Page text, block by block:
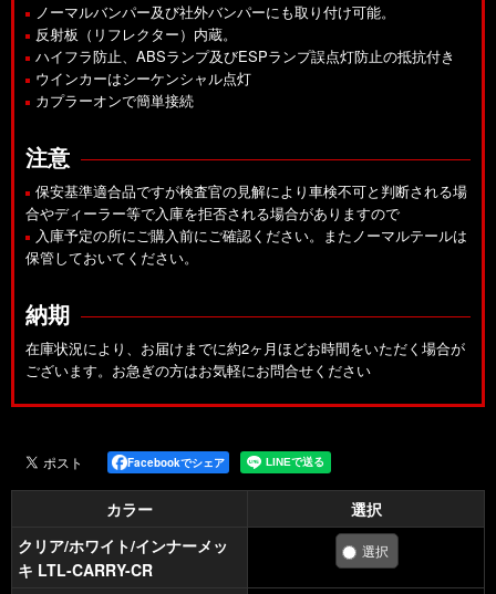
ノーマルバンパー及び社外バンパーにも取り付け可能。
反射板（リフレクター）内蔵。
ハイフラ防止、ABSランプ及びESPランプ誤点灯防止の抵抗付き
ウインカーはシーケンシャル点灯
カプラーオンで簡単接続
注意
保安基準適合品ですが検査官の見解により車検不可と判断される場
合やディーラー等で入庫を拒否される場合がありますので
入庫予定の所にご購入前にご確認ください。またノーマルテールは
保管しておいてください。
納期
在庫状況により、お届けまでに約2ヶ月ほどお時間をいただく場合が
ございます。お急ぎの方はお気軽にお問合せください
Facebookでシェア
カラー
選択
クリア/ホワイト/インナーメッ
キ LTL-CARRY-CR